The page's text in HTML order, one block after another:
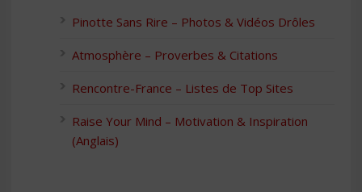
Pinotte Sans Rire – Photos & Vidéos Drôles
Atmosphère – Proverbes & Citations
Rencontre-France – Listes de Top Sites
Raise Your Mind – Motivation & Inspiration
(Anglais)